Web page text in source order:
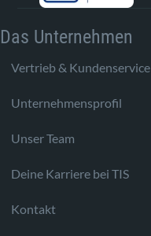
Das Unternehmen
Vertrieb & Kundenservice
Unternehmensprofil
Unser Team
Deine Karriere bei TIS
Kontakt